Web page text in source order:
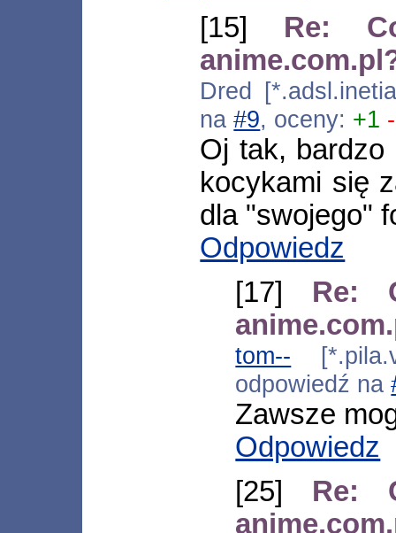
[15] Re:
Dred
na#9, oceny: +1
Oj tak, bardzo
kocykami się
dla "swojego"
Odpowiedz
[17] Re:
tom--
odpowiedź na
Zawsze
Odpowiedz
[25] Re: